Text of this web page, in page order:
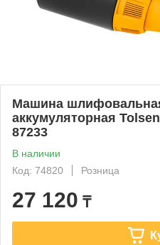
Машина
аккумуляторная
87233
В наличии
Код: 74820
Розница
27 120 ₸